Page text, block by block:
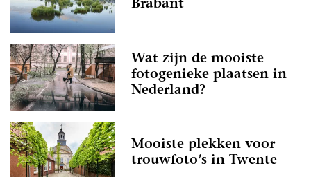
Brabant
Wat zijn de mooiste
fotogenieke plaatsen in
Nederland?
Mooiste plekken voor
trouwfoto’s in Twente